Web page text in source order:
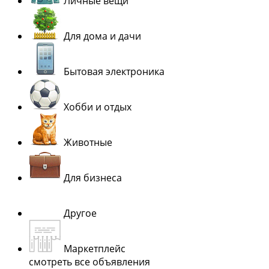
Для дома и дачи
Бытовая электроника
Хобби и отдых
Животные
Для бизнеса
Другое
Маркетплейс
смотреть все объявления